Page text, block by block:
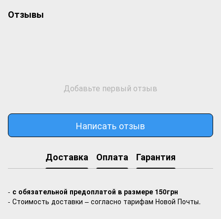
Отзывы
Добавьте первый отзыв
Написать отзыв
Доставка Оплата Гарантия
- с обязательной предоплатой в размере 150грн
- Стоимость доставки – согласно тарифам Новой Почты.